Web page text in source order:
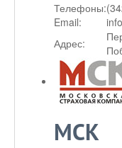
Телефоны:
Email:
Адрес:
МСК